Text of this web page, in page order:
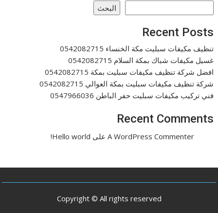
البحث
Recent Posts
تنظيف مكيفات سبليت مكة الخنساء 0542082715
غسيل مكيفات شباك بمكة السلام 0542082715
افضل شركة تنظيف مكيفات سبليت بمكة 0542082715
شركة تنظيف مكيفات سبليت بمكة العوالي 0542082715
فني تركيب مكيفات سبليت حفر الباطن 0547966036
Recent Comments
A WordPress Commenter على Hello world!
Copyright © All rights reserved